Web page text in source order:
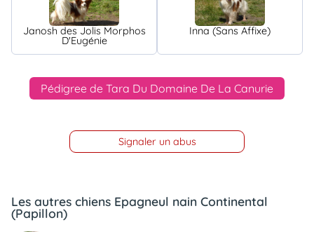
Janosh des Jolis Morphos
D'Eugénie
Inna (Sans Affixe)
Pédigree de Tara Du Domaine De La Canurie
Signaler un abus
Les autres chiens Epagneul nain Continental
(Papillon)